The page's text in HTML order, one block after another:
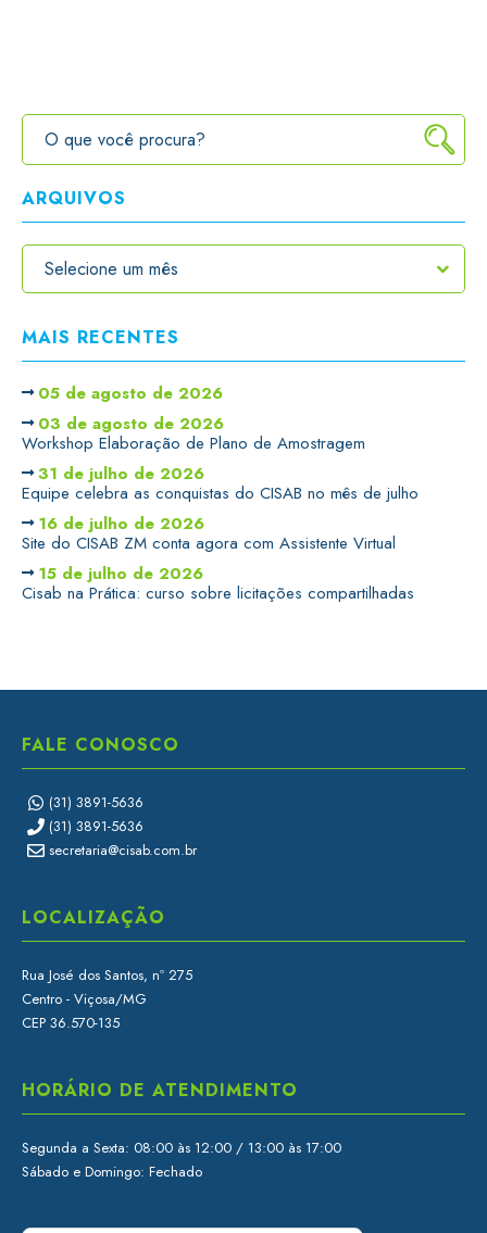
ARQUIVOS
MAIS RECENTES
05 de agosto de 2026
03 de agosto de 2026
Workshop Elaboração de Plano de Amostragem
31 de julho de 2026
Equipe celebra as conquistas do CISAB no mês de julho
16 de julho de 2026
Site do CISAB ZM conta agora com Assistente Virtual
15 de julho de 2026
Cisab na Prática: curso sobre licitações compartilhadas
FALE CONOSCO
(31) 3891-5636
(31) 3891-5636
secretaria@cisab.com.br
LOCALIZAÇÃO
Rua José dos Santos, nº 275
Centro - Viçosa/MG
CEP 36.570-135
HORÁRIO DE ATENDIMENTO
Segunda a Sexta: 08:00 às 12:00 / 13:00 às 17:00
Sábado e Domingo: Fechado